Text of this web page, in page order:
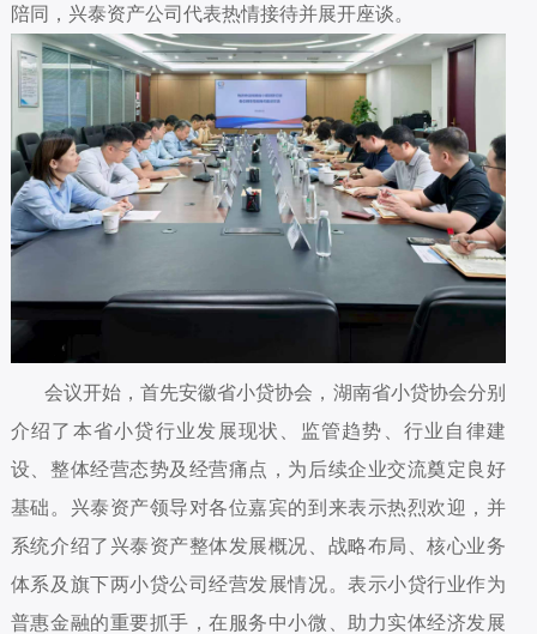
陪同，兴泰资产公司代表热情接待并展开座谈。
会议开始，首先安徽省小贷协会，湖南省小贷协会分别
介绍了本省小贷行业发展现状、监管趋势、行业自律建
设、整体经营态势及经营痛点，为后续企业交流奠定良好
基础。兴泰资产领导对各位嘉宾的到来表示热烈欢迎，并
系统介绍了兴泰资产整体发展概况、战略布局、核心业务
体系及旗下两小贷公司经营发展情况。表示小贷行业作为
普惠金融的重要抓手，在服务中小微、助力实体经济发展